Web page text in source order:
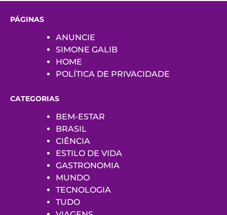
PÁGINAS
ANUNCIE
SIMONE GALIB
HOME
POLÍTICA DE PRIVACIDADE
CATEGORIAS
BEM-ESTAR
BRASIL
CIÊNCIA
ESTILO DE VIDA
GASTRONOMIA
MUNDO
TECNOLOGIA
TUDO